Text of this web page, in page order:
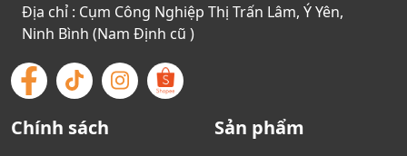
Địa chỉ : Cụm Công Nghiệp Thị Trấn Lâm, Ý Yên,
Ninh Bình (Nam Định cũ )
Chính sách Sản phẩm